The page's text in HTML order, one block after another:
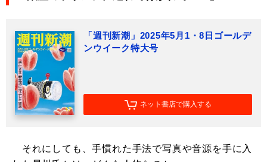
「週刊新潮」2025年5月1・8日ゴールデ
ンウイーク特大号
ネット書店で購入する
それにしても、手慣れた手法で写真や音源を手に入